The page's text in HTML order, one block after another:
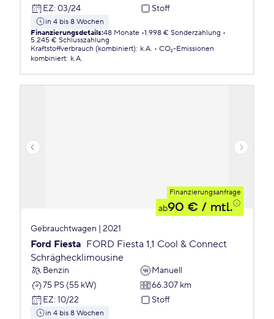
EZ: 03/24 Stoff
in 4 bis 8 Wochen
Finanzierungsdetails:48 Monate 1.998 € Sonderzahlung
5.245 € Schlusszahlung
Kraftstoffverbrauch (kombiniert): k.A.
CO₂-Emissionen
kombiniert: k.A.
Finanzierungsanfrage
ab90 € / mtl.
Gebrauchtwagen | 2021
Ford Fiesta FORD Fiesta 1,1 Cool & Connect
Schräghecklimousine
Benzin
Manuell
75 PS (55 kW)
66.307 km
EZ: 10/22 Stoff
in 4 bis 8 Wochen